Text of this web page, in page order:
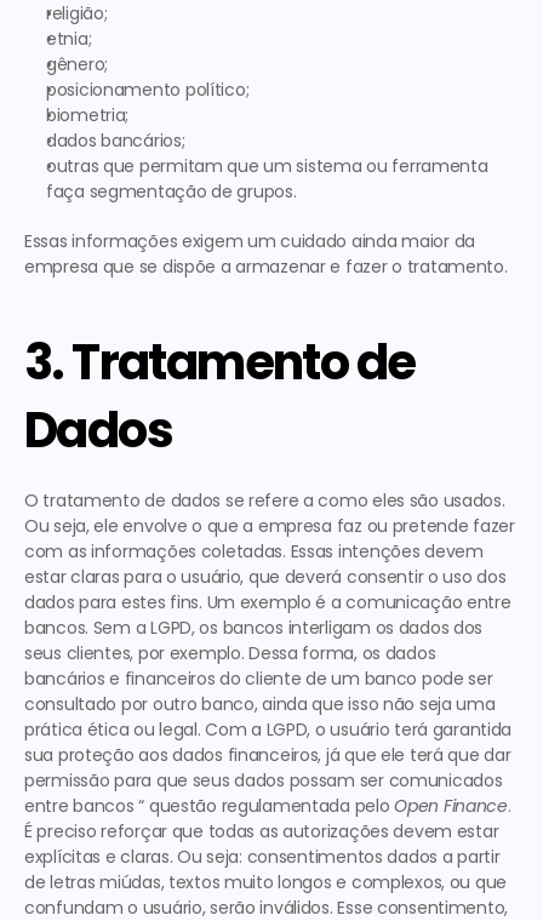
religião;
etnia;
gênero;
posicionamento político;
biometria;
dados bancários;
outras que permitam que um sistema ou ferramenta
faça segmentação de grupos.
Essas informações exigem um cuidado ainda maior da
empresa que se dispõe a armazenar e fazer o tratamento.
3. Tratamento de
Dados
O tratamento de dados se refere a como eles são usados.
Ou seja, ele envolve o que a empresa faz ou pretende fazer
com as informações coletadas. Essas intenções devem
estar claras para o usuário, que deverá consentir o uso dos
dados para estes fins. Um exemplo é a comunicação entre
bancos. Sem a LGPD, os bancos interligam os dados dos
seus clientes, por exemplo. Dessa forma, os dados
bancários e financeiros do cliente de um banco pode ser
consultado por outro banco, ainda que isso não seja uma
prática ética ou legal. Com a LGPD, o usuário terá garantida
sua proteção aos dados financeiros, já que ele terá que dar
permissão para que seus dados possam ser comunicados
entre bancos “ questão regulamentada pelo Open Finance.
É preciso reforçar que todas as autorizações devem estar
explícitas e claras. Ou seja: consentimentos dados a partir
de letras miúdas, textos muito longos e complexos, ou que
confundam o usuário, serão inválidos. Esse consentimento,